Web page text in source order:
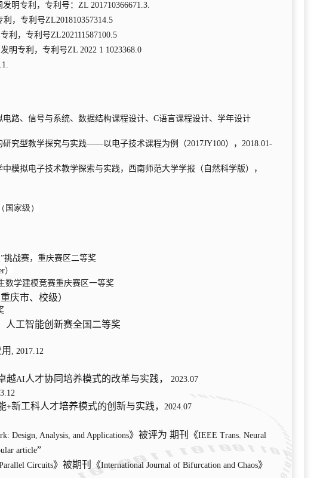
明专利，专利号：ZL 201710366671.3.
，专利号ZL201810357314.5
利，专利号ZL202111587100.5
明专利，专利号ZL 2022 1 1023368.0
电路、信号与系统、数据结构课程设计、C语言课程设计、学年设计
究型教学探究与实践——以电子技术课程为例（2017JY100），2018.01-
模拟电子技术教学探索与实践，西南师范大学学报（自然科学版），
家级）
挑战赛，重庆赛区二等奖
数学建模竞赛重庆赛区一等奖
庆市、校级）
人工智能创新赛全国二等奖
, 2017.12
越AI 人才协同培养模式的改革与实践，
2023.07
+新工科人才培养模式的创新与实践， 2024.07
Design, Analysis, and Applications》被评为 期刊《IEEE Trans. Neural
article”
Circuits》被期刊《International Journal of Bifurcation and Chaos》